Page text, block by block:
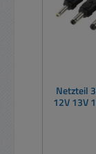
Netzteil
12V 13V